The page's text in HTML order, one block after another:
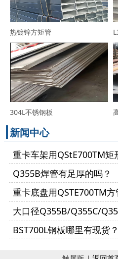
热镀锌方矩管
304L不锈钢板
新闻中心
重卡车架用QStE700TM矩
现货？
Q355B焊管有足厚的吗？
重卡底盘用QSTE700TM
货？
大口径Q355B/Q355C/
多少钱一吨？
BST700L钢板哪里有现货？